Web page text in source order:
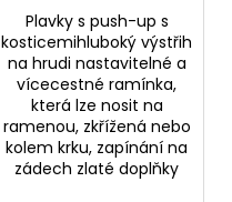
Plavky s push-up s
kosticemihluboký výstřih
na hrudi nastavitelné a
vícecestné ramínka,
která lze nosit na
ramenou, zkřížená nebo
kolem krku, zapínání na
zádech zlaté doplňky